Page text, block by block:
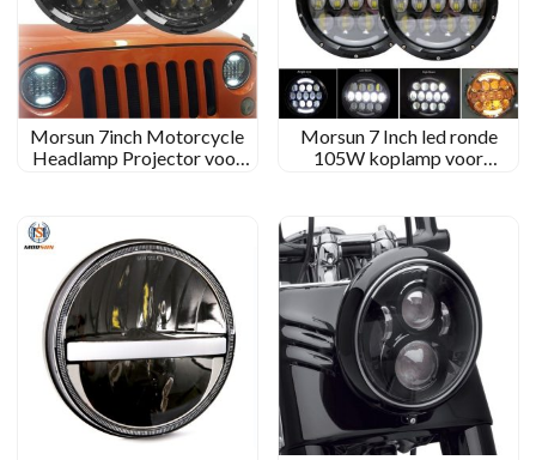
Morsun 7inch Motorcycle
Headlamp Projector voor
Morsun 7 Inch led ronde
105W koplamp voor